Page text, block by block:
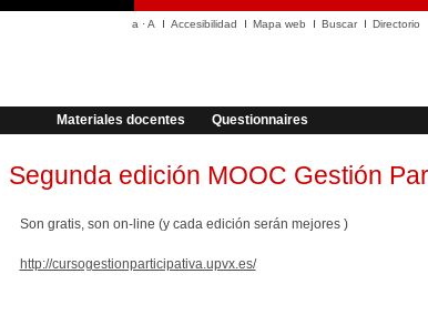
a ·A Accesibilidad Mapa web Buscar Directorio
Materiales docentes Questionnaires
Segunda edición MOOC Gestión
Son gratis, son on-line (y cada edición serán mejores )
http://cursogestionparticipativa.upvx.es/